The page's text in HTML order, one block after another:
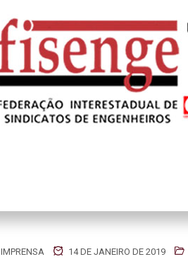
IMPRENSA 14 DE JANEIRO DE 2019